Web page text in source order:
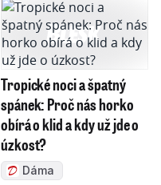
Tropické noci a špatný
spánek: Proč nás horko
obírá o klid a kdy už jde o
úzkost?
Dáma